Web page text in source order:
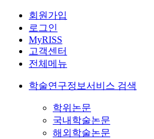
회원가입
로그인
MyRISS
고객센터
전체메뉴
학술연구정보서비스 검색
학위논문
국내학술논문
해외학술논문